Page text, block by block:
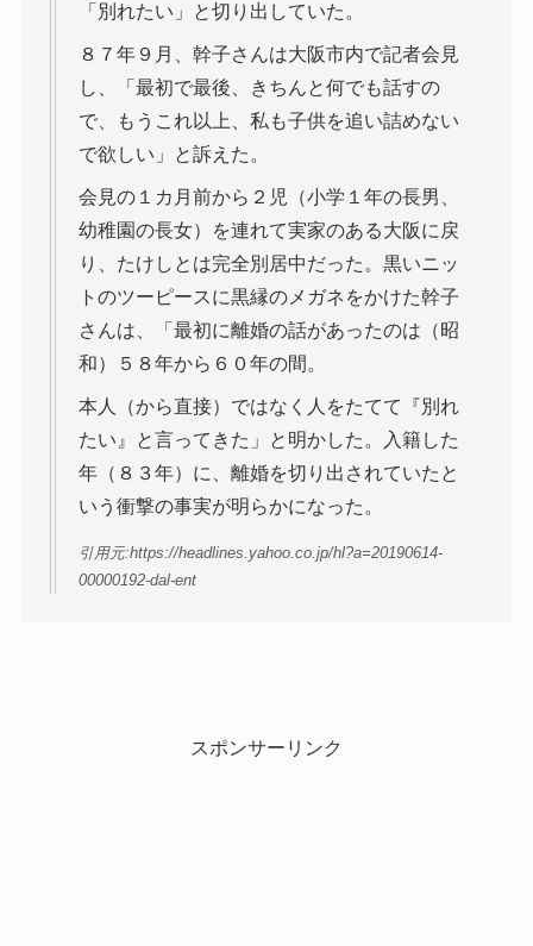
「別れたい」と切り出していた。
８７年９月、幹子さんは大阪市内で記者会見
し、「最初で最後、きちんと何でも話すの
で、もうこれ以上、私も子供を追い詰めない
で欲しい」と訴えた。
会見の１カ月前から２児（小学１年の長男、
幼稚園の長女）を連れて実家のある大阪に戻
り、たけしとは完全別居中だった。黒いニッ
トのツーピースに黒縁のメガネをかけた幹子
さんは、「最初に離婚の話があったのは（昭
和）５８年から６０年の間。
本人（から直接）ではなく人をたてて『別れ
たい』と言ってきた」と明かした。入籍した
年（８３年）に、離婚を切り出されていたと
いう衝撃の事実が明らかになった。
引用元:https://headlines.yahoo.co.jp/hl?a=20190614-
00000192-dal-ent
スポンサーリンク